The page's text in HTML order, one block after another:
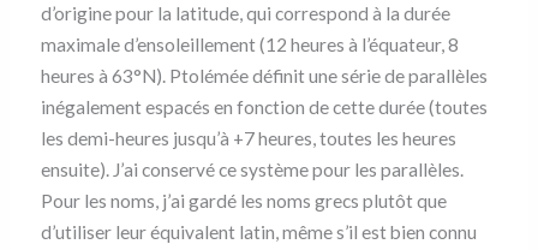
d’origine pour la latitude, qui correspond à la durée
maximale d’ensoleillement (12 heures à l’équateur, 8
heures à 63°N). Ptolémée définit une série de parallèles
inégalement espacés en fonction de cette durée (toutes
les demi-heures jusqu’à +7 heures, toutes les heures
ensuite). J’ai conservé ce système pour les parallèles.
Pour les noms, j’ai gardé les noms grecs plutôt que
d’utiliser leur équivalent latin, même s’il est bien connu